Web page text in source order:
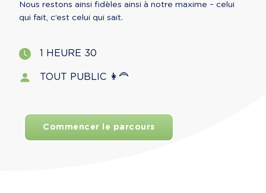
Nous restons ainsi fidèles ainsi à notre maxime – celui
qui fait, c’est celui qui sait.
1 HEURE 30
TOUT PUBLIC 👩‍🦰
Commencer le parcours